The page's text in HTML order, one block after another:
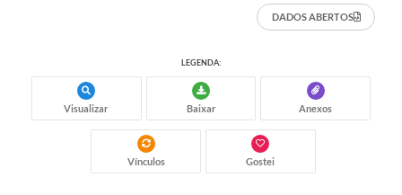
Galeria de Vídeos
DADOS ABERTOS
LEGENDA:
Visualizar Baixar Anexos
Vínculos Gostei